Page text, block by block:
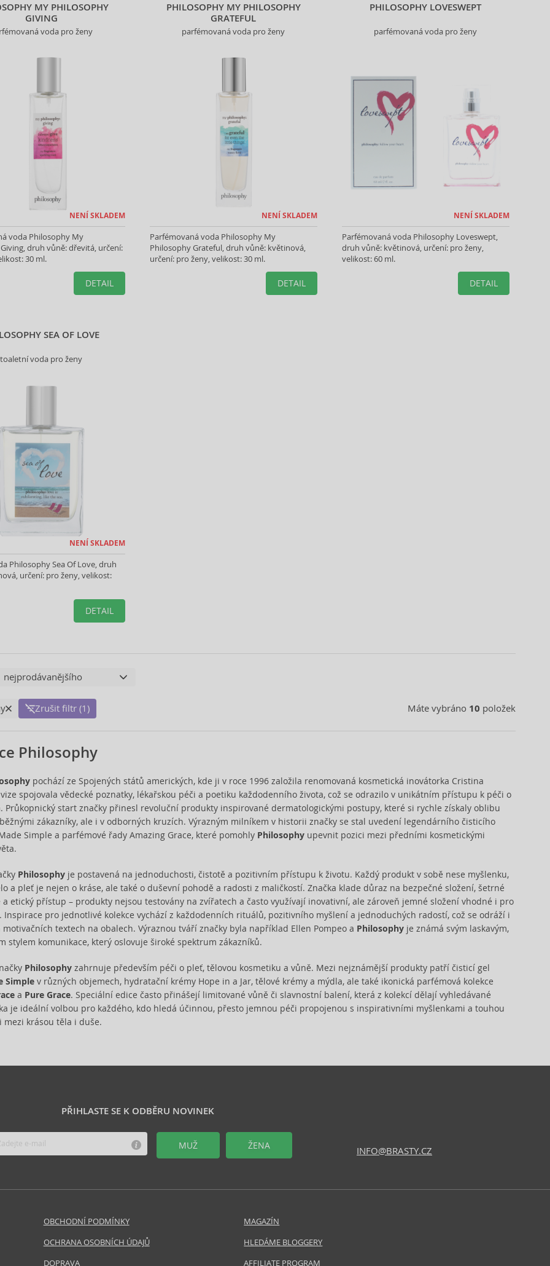
MY PHILOSOPHY
GIVING
voda pro ženy
NENÍ SKLADEM
voda Philosophy My
druh vůně: dřevitá, určení:
30 ml.
DETAIL
PHILOSOPHY MY PHILOSOPHY
GRATEFUL
parfémovaná voda pro ženy
NENÍ SKLADEM
Parfémovaná voda Philosophy My
Philosophy Grateful, druh vůně: květinová,
určení: pro ženy, velikost: 30 ml.
DETAIL
PHILOSOPHY LOVESWEPT
parfémovaná voda pro ženy
NENÍ SKLADEM
Parfémovaná voda Philosophy Loveswept,
druh vůně: květinová, určení: pro ženy,
velikost: 60 ml.
DETAIL
SEA OF LOVE
toaletní voda pro ženy
NENÍ SKLADEM
Philosophy Sea Of Love, druh
určení: pro ženy, velikost:
DETAIL
Máte vybráno 10 položek
Zrušit filtr (1)
Philosophy
pochází ze Spojených států amerických, kde ji v roce 1996 založila renomovaná kosmetická inovátorka Cristina
spojovala vědecké poznatky, lékařskou péči a poetiku každodenního života, což se odrazilo v unikátním přístupu k péči o
Průkopnický start značky přinesl revoluční produkty inspirované dermatologickými postupy, které si rychle získaly oblibu
zákazníky, ale i v odborných kruzích. Výrazným milníkem v historii značky se stal uvedení legendárního čisticího
Simple a parfémové řady Amazing Grace, které pomohly Philosophyupevnit pozici mezi předními kosmetickými
Philosophyje postavená na jednoduchosti, čistotě a pozitivním přístupu k životu. Každý produkt v sobě nese myšlenku,
a pleť je nejen o kráse, ale také o duševní pohodě a radosti z maličkostí. Značka klade důraz na bezpečné složení, šetrné
etický přístup – produkty nejsou testovány na zvířatech a často využívají inovativní, ale zároveň jemné složení vhodné i pro
Inspirace pro jednotlivé kolekce vychází z každodenních rituálů, pozitivního myšlení a jednoduchých radostí, což se odráží i
motivačních textech na obalech. Výraznou tváří značky byla například Ellen Pompeo a Philosophyje známá svým laskavým,
stylem komunikace, který oslovuje široké spektrum zákazníků.
Philosophyzahrnuje především péči o pleť, tělovou kosmetiku a vůně. Mezi nejznámější produkty patří čisticí gel
Simplev různých objemech, hydratační krémy Hope in a Jar, tělové krémy a mýdla, ale také ikonická parfémová kolekce
a Pure Grace. Speciální edice často přinášejí limitované vůně či slavnostní balení, která z kolekcí dělají vyhledávané
je ideální volbou pro každého, kdo hledá účinnou, přesto jemnou péči propojenou s inspirativními myšlenkami a touhou
mezi krásou těla i duše.
PŘIHLASTE SE K ODBĚRU NOVINEK
MUŽ ŽENA INFO@BRASTY.CZ
OBCHODNÍ PODMÍNKY
OCHRANA OSOBNÍCH ÚDAJŮ
DOPRAVA
MAGAZÍN
HLEDÁME BLOGGERY
AFFILIATE PROGRAM